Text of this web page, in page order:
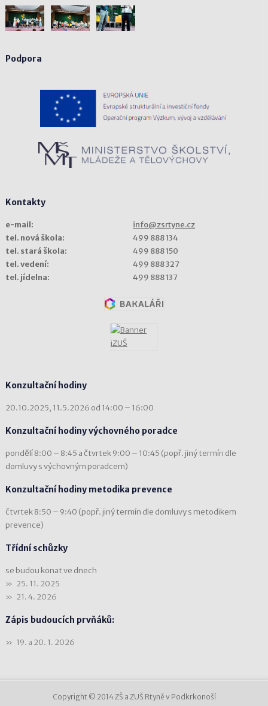
Podpora
Kontakty
e-mail:
info@zsrtyne.cz
tel. nová škola:
499 888 134
tel. stará škola:
499 888 150
tel. vedení:
499 888 327
tel. jídelna:
499 888 137
Konzultační hodiny
20.10.2025, 11.5.2026 od 14:00 – 16:00
Konzultační hodiny výchovného poradce
pondělí 8:00 – 8:45 a čtvrtek 9:00 – 10:45 (popř. jiný termín dle
domluvy s výchovným poradcem)
Konzultační hodiny metodika prevence
čtvrtek 8:50 – 9:40 (popř. jiný termín dle domluvy s metodikem
prevence)
Třídní schůzky
se budou konat ve dnech
25. 11. 2025
21. 4. 2026
Zápis budoucích prvňáků:
19. a 20. 1. 2026
Copyright © 2014 ZŠ a ZUŠ Rtyně v Podkrkonoší